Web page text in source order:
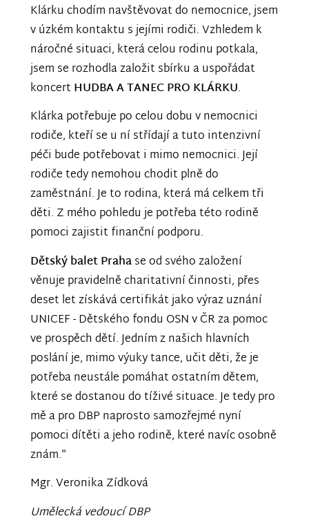
Klárku chodím navštěvovat do nemocnice, jsem
v úzkém kontaktu s jejími rodiči. Vzhledem k
náročné situaci, která celou rodinu potkala,
jsem se rozhodla založit sbírku a uspořádat
koncert HUDBA A TANEC PRO KLÁRKU.
Klárka potřebuje po celou dobu v nemocnici
rodiče, kteří se u ní střídají a tuto intenzivní
péči bude potřebovat i mimo nemocnici. Její
rodiče tedy nemohou chodit plně do
zaměstnání. Je to rodina, která má celkem tři
děti. Z mého pohledu je potřeba této rodině
pomoci zajistit finanční podporu.
Dětský balet Prahase od svého založení
věnuje pravidelně charitativní činnosti, přes
deset let získává certifikát jako výraz uznání
UNICEF - Dětského fondu OSN v ČR za pomoc
ve prospěch dětí. Jedním z našich hlavních
poslání je, mimo výuky tance, učit děti, že je
potřeba neustále pomáhat ostatním dětem,
které se dostanou do tíživé situace. Je tedy pro
mě a pro DBP naprosto samozřejmé nyní
pomoci dítěti a jeho rodině, které navíc osobně
znám."
Mgr. Veronika Zídková
Umělecká vedoucí DBP